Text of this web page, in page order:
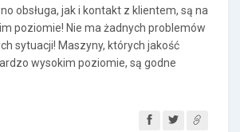
obsługa, jak i kontakt z klientem, są na
poziomie! Nie ma żadnych problemów
sytuacji! Maszyny, których jakość
wysokim poziomie, są godne